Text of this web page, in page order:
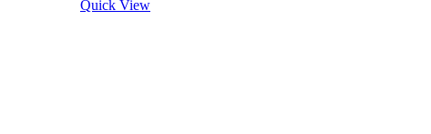
Quick View